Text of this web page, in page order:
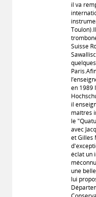
il va
Suisse
en 1989
il
maîtres
le
avec
et Gilles
éclat un
une
lui